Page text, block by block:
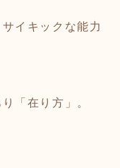
イキックな能力
「在り方」。